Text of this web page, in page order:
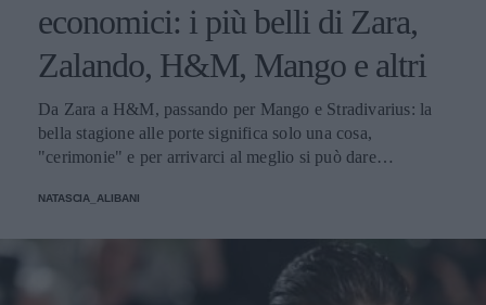
economici: i più belli di Zara,
Zalando, H&M, Mango e altri
Da Zara a H&M, passando per Mango e Stradivarius: la
bella stagione alle porte significa solo una cosa,
"cerimonie" e per arrivarci al meglio si può dare
NATASCIA_ALIBANI